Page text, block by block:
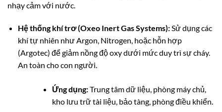
nhạy cảm với nước.
Hệ thống khí trơ (Oxeo Inert Gas Systems):Sử dụng các
khí tự nhiên như Argon, Nitrogen, hoặc hỗn hợp
(Argotec) để giảm nồng độ oxy dưới mức duy trì sự cháy.
An toàn cho con người.
Ứng dụng:Trung tâm dữ liệu, phòng máy chủ,
kho lưu trữ tài liệu, bảo tàng, phòng điều khiển.